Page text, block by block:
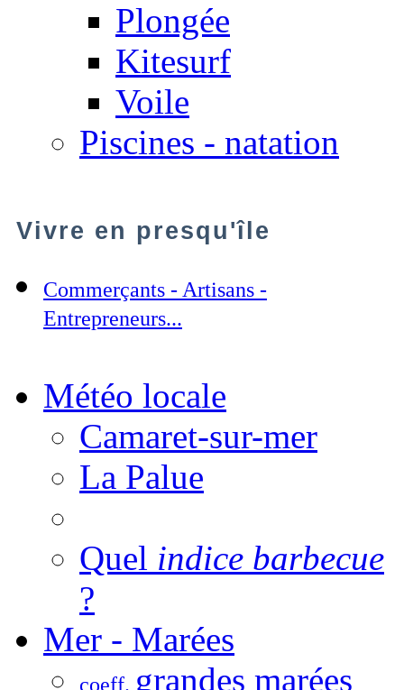
Plongée
Kitesurf
Voile
Piscines - natation
Vivre en presqu'île
Commerçants - Artisans -
Entrepreneurs...
Météo locale
Camaret-sur-mer
La Palue
Quel indice barbecue
?
Mer - Marées
coeff. grandes marées